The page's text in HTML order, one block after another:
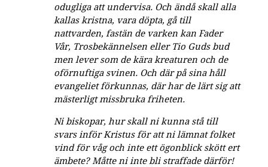
odugliga att undervisa. Och ändå skall alla
kallas kristna, vara döpta, gå till
nattvarden, fastän de varken kan Fader
Vår, Trosbekännelsen eller Tio Guds bud
men lever som de kära kreaturen och de
oförnuftiga svinen. Och där på sina håll
evangeliet förkunnas, där har de lärt sig att
mästerligt missbruka friheten.
Ni biskopar, hur skall ni kunna stå till
svars inför Kristus för att ni lämnat folket
vind för våg och inte ett ögonblick skött ert
ämbete? Måtte ni inte bli straffade därför!